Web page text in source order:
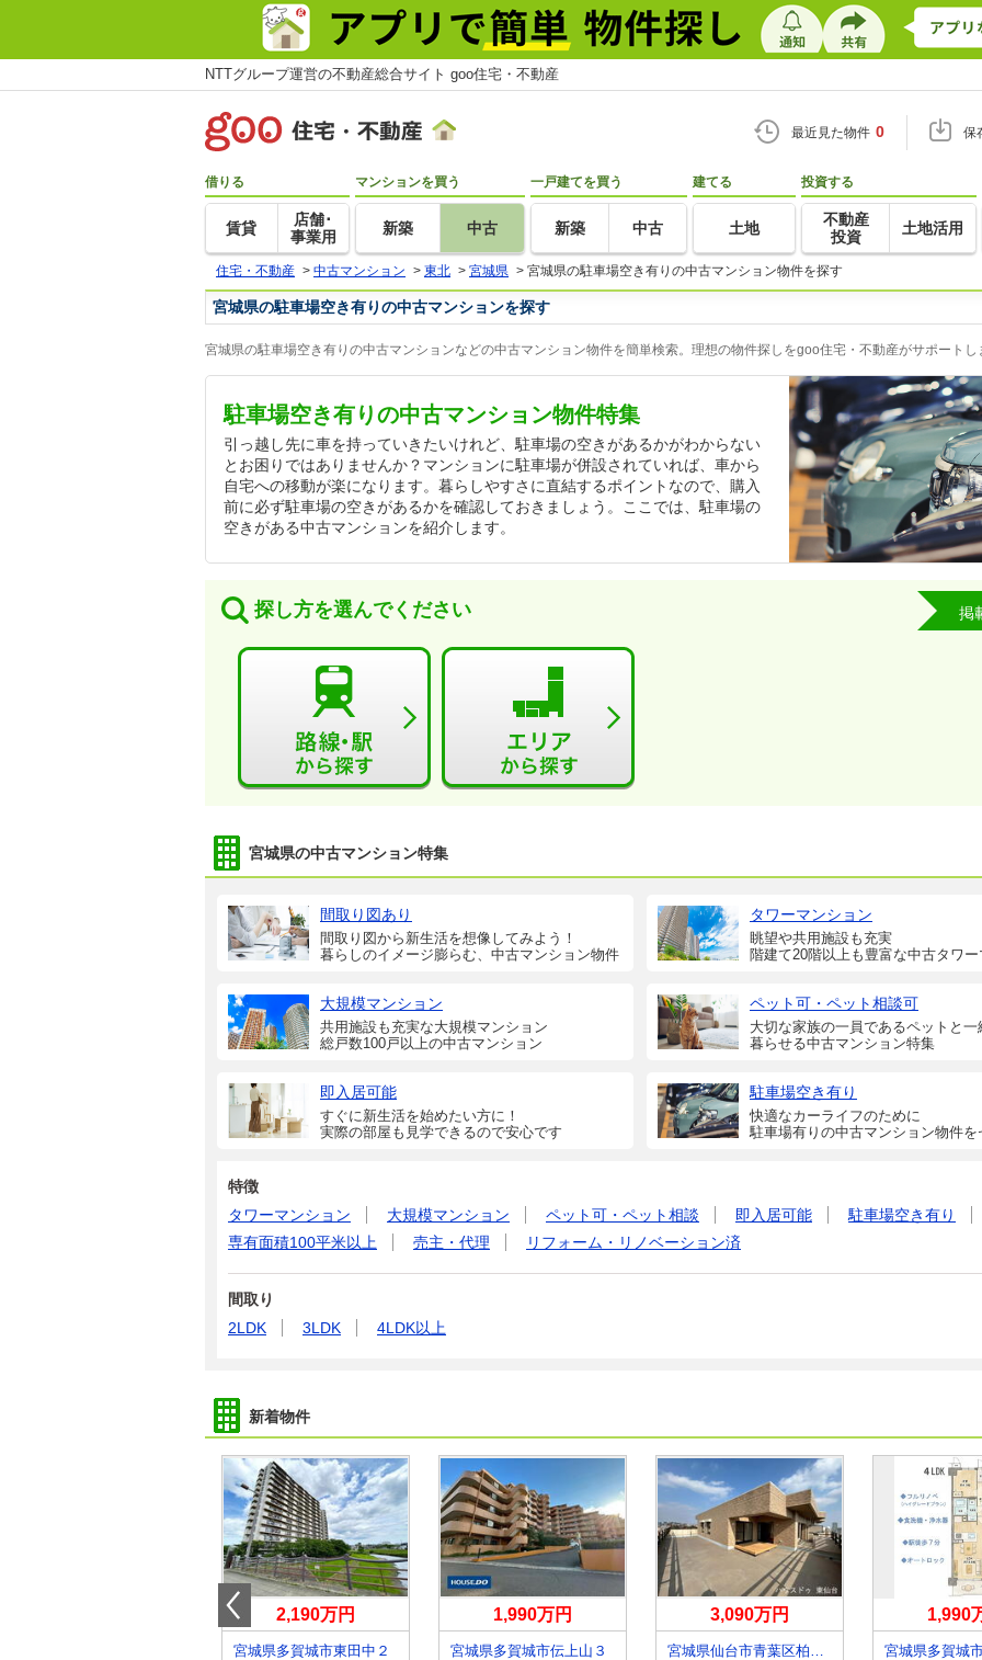
NTTグループ運営の不動産総合サイト goo住宅・不動産
最近見た物件 0 保
借りる
賃貸
店舗･
事業用
マンションを買う
新築 中古
一戸建てを買う
新築 中古
建てる
土地
投資する
不動産
投資
土地活用
住宅・不動産 > 中古マンション > 東北 > 宮城県 > 宮城県の駐車場空き有りの中古マンション物件を探す
宮城県の駐車場空き有りの中古マンションを探す
宮城県の駐車場空き有りの中古マンションなどの中古マンション物件を簡単検索。理想の物件探しをgoo住宅・不動産がサポートし
駐車場空き有りの中古マンション物件特集
引っ越し先に車を持っていきたいけれど、駐車場の空きがあるかがわからない
とお困りではありませんか？マンションに駐車場が併設されていれば、車から
自宅への移動が楽になります。暮らしやすさに直結するポイントなので、購入
前に必ず駐車場の空きがあるかを確認しておきましょう。ここでは、駐車場の
空きがある中古マンションを紹介します。
探し方を選んでください 掲
宮城県の中古マンション特集
間取り図あり
間取り図から新生活を想像してみよう！
暮らしのイメージ膨らむ、中古マンション物件
タワーマンション
眺望や共用施設も充実
階建て20階以上も豊富な中古タワ
大規模マンション
共用施設も充実な大規模マンション
総戸数100戸以上の中古マンション
ペット可・ペット相談可
大切な家族の一員であるペットと一
暮らせる中古マンション特集
即入居可能
すぐに新生活を始めたい方に！
実際の部屋も見学できるので安心です
駐車場空き有り
快適なカーライフのために
駐車場有りの中古マンション物件を
特徴
タワーマンション
大規模マンション ペット可・ペット相談 即入居可能
駐車場空き有り
専有面積100平米以上
売主・代理 リフォーム・リノベーション済
間取り
2LDK
3LDK 4LDK以上
新着物件
2,190万円
宮城県多賀城市東田中２
1,990万円
宮城県多賀城市伝上山３
3,090万円
宮城県仙台市青葉区柏木３
1,990
宮城県多賀城